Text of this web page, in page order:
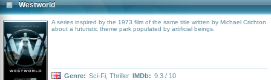
Westworld
A series inspired by the 1973 film of the same title written by Michael Crichton
about a futuristic theme park populated by artificial beings.
Genre: Sci-Fi Thriller IMDb: 9.3 / 10